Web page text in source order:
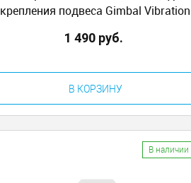
крепления подвеса Gimbal Vibration
1 490 руб.
В КОРЗИНУ
В наличии